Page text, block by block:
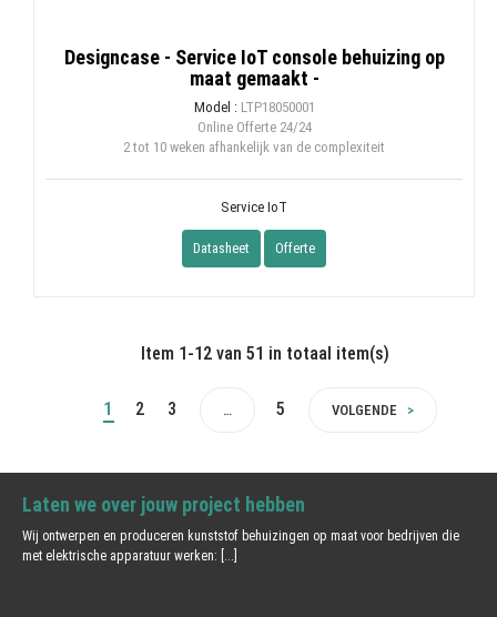
Designcase - Service IoT console behuizing op
maat gemaakt -
Model : LTP18050001
Online Offerte24/24
2 tot 10 weken afhankelijk van de complexiteit
Service IoT
Datasheet Offerte
Item 1-12 van 51 in totaal item(s)
1 2 3 … 5 VOLGENDE
Laten we over jouw project hebben
Wij ontwerpen en produceren kunststof behuizingen op maat voor bedrijven die
met elektrische apparatuur werken: [...]